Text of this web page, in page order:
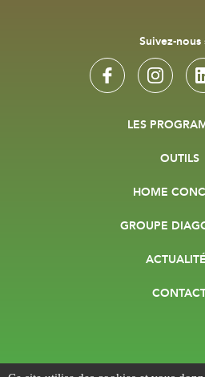
Suivez-nous
LES
OUTILS
HOME
GROUPE
Panneau de gestion des cookies